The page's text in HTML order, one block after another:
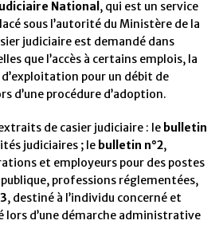
National , qui est un service
sous l’autorité du Ministère de la
judiciaire est demandé dans
que l’accès à certains emplois, la
d’exploitation pour un débit de
d’une procédure d’adoption.
de casier judiciaire : le bulletin
judiciaires ; le bulletin n°2,
et employeurs pour des postes
professions réglementées,
, destiné à l’individu concerné et
lors d’une démarche administrative